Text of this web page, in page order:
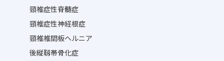
頸椎症性脊髄症
頸椎症性神経根症
頸椎椎間板ヘルニア
後縦靱帯骨化症